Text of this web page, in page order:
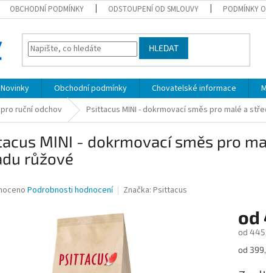
OBCHODNÍ PODMÍNKY ODSTOUPENÍ OD SMLOUVY PODMÍNKY
HLEDAT
Novinky Obchodní podmínky Chovatelské informace
ruční odchov Psittacus MINI - dokrmovací směs pro malé a
MINI - dokrmovací směs pro
růžové
Podrobnosti hodnocení Značka: Psittacus
od
od
Měrná
od